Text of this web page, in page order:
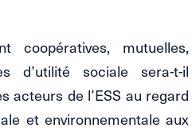
coopératives, mutuelles,
d’utilité sociale sera-t-il
acteurs de l’ESS au regard
et environnementale aux